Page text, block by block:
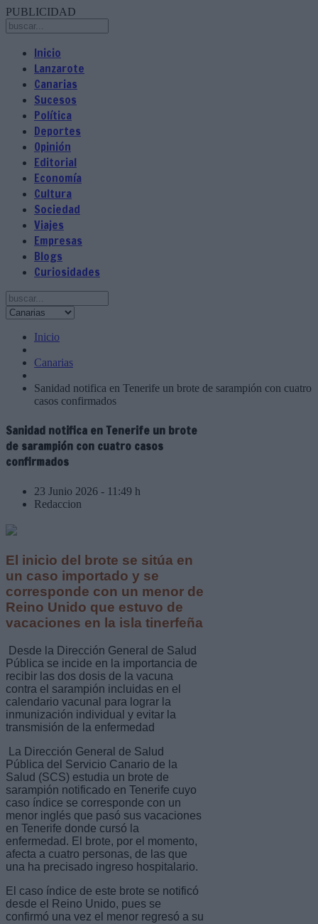
PUBLICIDAD
Inicio
Lanzarote
Canarias
Sucesos
Política
Deportes
Opinión
Editorial
Economía
Cultura
Sociedad
Viajes
Empresas
Blogs
Curiosidades
Inicio
Canarias
Sanidad notifica en Tenerife un brote de sarampión con cuatro
casos confirmados
Sanidad notifica en Tenerife un brote
de sarampión con cuatro casos
confirmados
23 Junio 2026 - 11:49 h
Redaccion
El inicio del brote se sitúa en
un caso importado y se
corresponde con un menor de
Reino Unido que estuvo de
vacaciones en la isla tinerfeña
Desde la Dirección General de Salud
Pública se incide en la importancia de
recibir las dos dosis de la vacuna
contra el sarampión incluidas en el
calendario vacunal para lograr la
inmunización individual y evitar la
transmisión de la enfermedad
La Dirección General de Salud
Pública del Servicio Canario de la
Salud (SCS) estudia un brote de
sarampión notificado en Tenerife cuyo
caso índice se corresponde con un
menor inglés que pasó sus vacaciones
en Tenerife donde cursó la
enfermedad. El brote, por el momento,
afecta a cuatro personas, de las que
una ha precisado ingreso hospitalario.
El caso índice de este brote se notificó
desde el Reino Unido, pues se
confirmó una vez el menor regresó a su